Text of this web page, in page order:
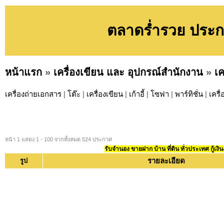
ตลาดร่ำรวย ประ
หน้าแรก » เครื่องเขียน และ อุปกรณ์สำนักงาน » เ
เครื่องถ่ายเอกสาร | โต๊ะ | เครื่องเขียน | เก้าอี้ | โซฟา | พาร์ทิชั่น | เค
หน้า 1 แสดง 1 - 100 จากทั้งหมด 524 ประกาศ
รับจำนอง ขายฝาก บ้าน ที่ดิน ทั่วประเทศ กู้เงิ
รูป รายละเอียด